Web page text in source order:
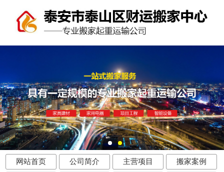
网站首页 公司简介 主营项目 搬家案例